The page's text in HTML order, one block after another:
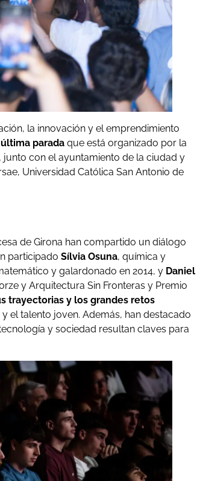
la innovación y el emprendimiento
parada que está organizado por la
junto con el ayuntamiento de la ciudad y
Universidad Católica San Antonio de
de Girona han compartido un diálogo
participado Sílvia Osuna, química y
y galardonado en 2014, y Daniel
y Arquitectura Sin Fronteras y Premio
trayectorias y los grandes retos
el talento joven. Además, han destacado
y sociedad resultan claves para